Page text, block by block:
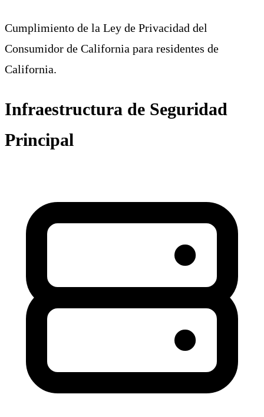
Cumplimiento de la Ley de Privacidad del
Consumidor de California para residentes de
California.
Infraestructura de Seguridad
Principal